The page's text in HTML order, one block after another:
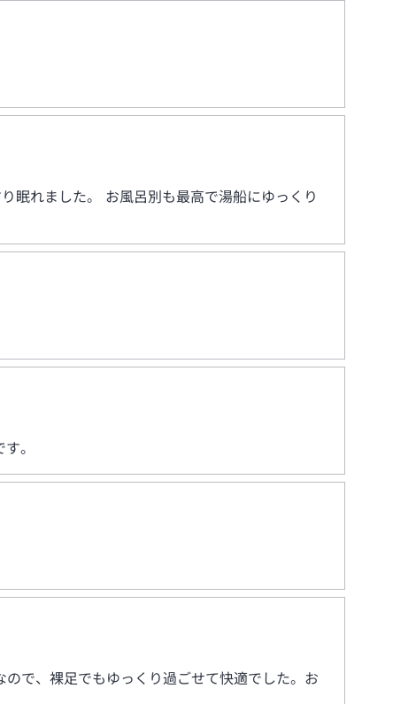
眠れました。 お風呂別も最高で湯船にゆっくり
。
で、裸足でもゆっくり過ごせて快適でした。お